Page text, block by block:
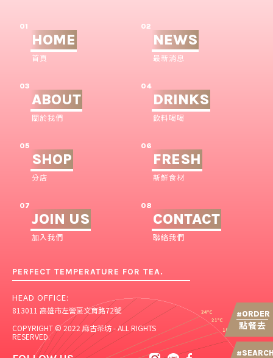
#ORDER
點餐去
#
01
HOME
首頁
02
NEWS
最新消息
03
ABOUT
關於我們
04
DRINKS
飲料喝喝
05
SHOP
分店
06
FRESH
新鮮食材
07
JOIN US
加入我們
08
CONTACT
聯絡我們
PERFECT TEMPERATURE FOR TEA.
HEAD OFFICE:
813011 高雄市左營區文育路72號
COPYRIGHT © 2022 麻古茶坊 - ALL RIGHTS
RESERVED.